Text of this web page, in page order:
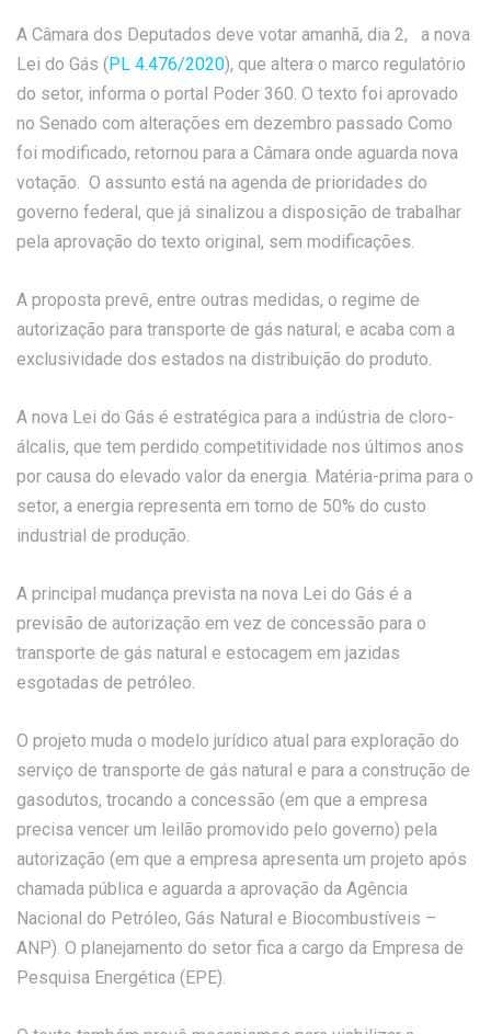
A Câmara dos Deputados deve votar amanhã, dia 2, a nova
Lei do Gás (PL 4.476/2020), que altera o marco regulatório
do setor, informa o portal Poder 360. O texto foi aprovado
no Senado com alterações em dezembro passado Como
foi modificado, retornou para a Câmara onde aguarda nova
votação. O assunto está na agenda de prioridades do
governo federal, que já sinalizou a disposição de trabalhar
pela aprovação do texto original, sem modificações.
A proposta prevê, entre outras medidas, o regime de
autorização para transporte de gás natural; e acaba com a
exclusividade dos estados na distribuição do produto.
A nova Lei do Gás é estratégica para a indústria de cloro-
álcalis, que tem perdido competitividade nos últimos anos
por causa do elevado valor da energia. Matéria-prima para o
setor, a energia representa em torno de 50% do custo
industrial de produção.
A principal mudança prevista na nova Lei do Gás é a
previsão de autorização em vez de concessão para o
transporte de gás natural e estocagem em jazidas
esgotadas de petróleo.
O projeto muda o modelo jurídico atual para exploração do
serviço de transporte de gás natural e para a construção de
gasodutos, trocando a concessão (em que a empresa
precisa vencer um leilão promovido pelo governo) pela
autorização (em que a empresa apresenta um projeto após
chamada pública e aguarda a aprovação da Agência
Nacional do Petróleo, Gás Natural e Biocombustíveis –
ANP). O planejamento do setor fica a cargo da Empresa de
Pesquisa Energética (EPE).